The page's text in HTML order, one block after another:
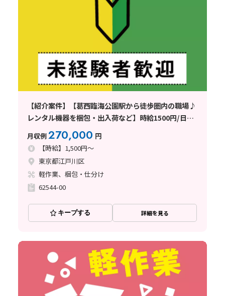
【紹介案件】【葛西臨海公園駅から徒歩圏内の職場♪
レンタル機器を梱包・出入荷など】時給1500円/日勤
専属/東京都江戸川区臨海町/土日休み/未経験歓迎/基
本残業なし/男性多数活躍中！
月収例270,000 円
【時給】1,500円～
東京都江戸川区
軽作業、梱包・仕分け
62544-00
キープする 詳細を見る